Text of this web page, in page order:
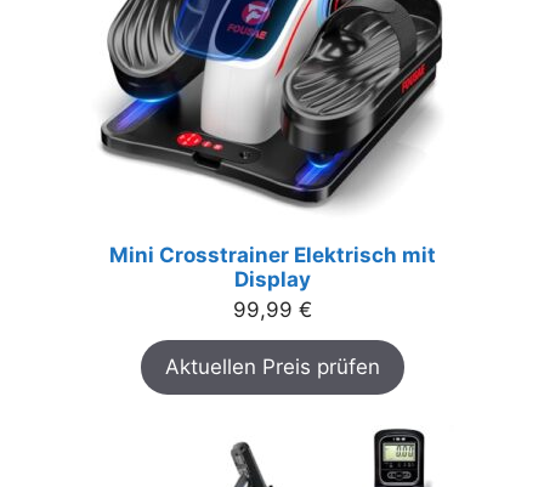
Mini Crosstrainer Elektrisch mit
Display
99,99 €
Aktuellen Preis prüfen